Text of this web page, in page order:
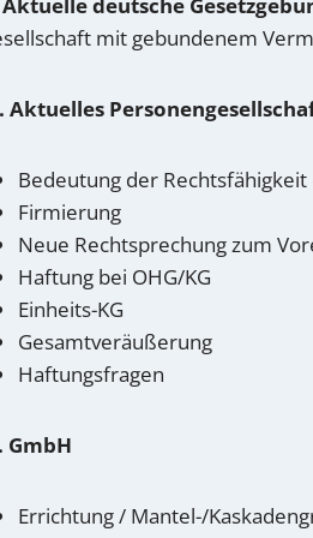
mit gebundenem
Aktuelles
Bedeutung der Rechtsfähigkeit
Firmierung
Neue Rechtsprechung zum
Haftung bei OHG/KG
Einheits-KG
Gesamtveräußerung
Haftungsfragen
GmbH
Errichtung / Mantel-/